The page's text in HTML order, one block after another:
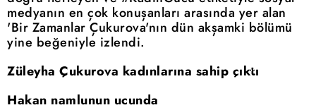
medyanın en çok konuşanları arasında yer alan
'Bir Zamanlar Çukurova'nın dün akşamki bölümü
yine beğeniyle izlendi.
Züleyha Çukurova kadınlarına sahip çıktı
Hakan namlunun ucunda